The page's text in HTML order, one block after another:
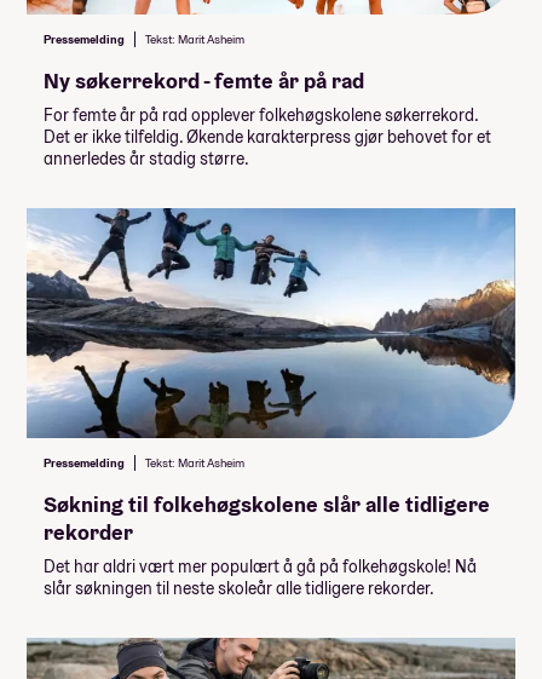
Pressemelding Tekst: Marit Asheim
Ny søkerrekord - femte år på rad
For femte år på rad opplever folkehøgskolene søkerrekord.
Det er ikke tilfeldig. Økende karakterpress gjør behovet for et
annerledes år stadig større.
Pressemelding Tekst: Marit Asheim
Søkning til folkehøgskolene slår alle tidligere
rekorder
Det har aldri vært mer populært å gå på folkehøgskole! Nå
slår søkningen til neste skoleår alle tidligere rekorder.